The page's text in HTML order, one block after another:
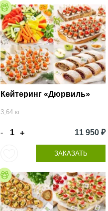
Кейтеринг «Дюрвиль»
3,64 кг
- + 11 950 ₽
ЗАКАЗАТЬ